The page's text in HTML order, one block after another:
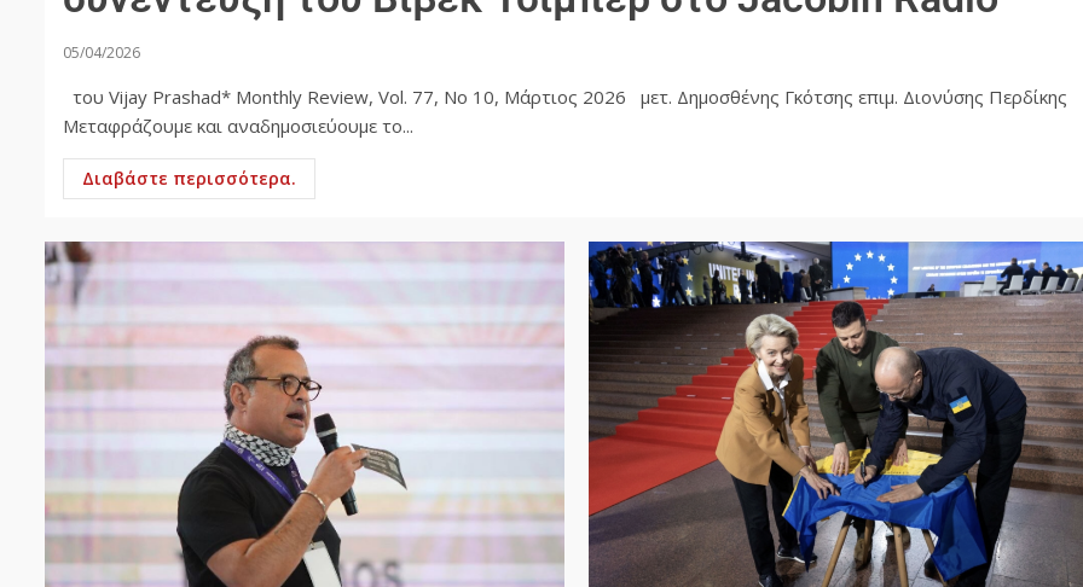
05/04/2026
του Vijay Prashad* Monthly Review, Vol. 77, No 10, Μάρτιος 2026 μετ. Δημοσθένης Γκότσης επιμ. Διονύσης
Μεταφράζουμε και αναδημοσιεύουμε το...
Διαβάστε περισσότερα.